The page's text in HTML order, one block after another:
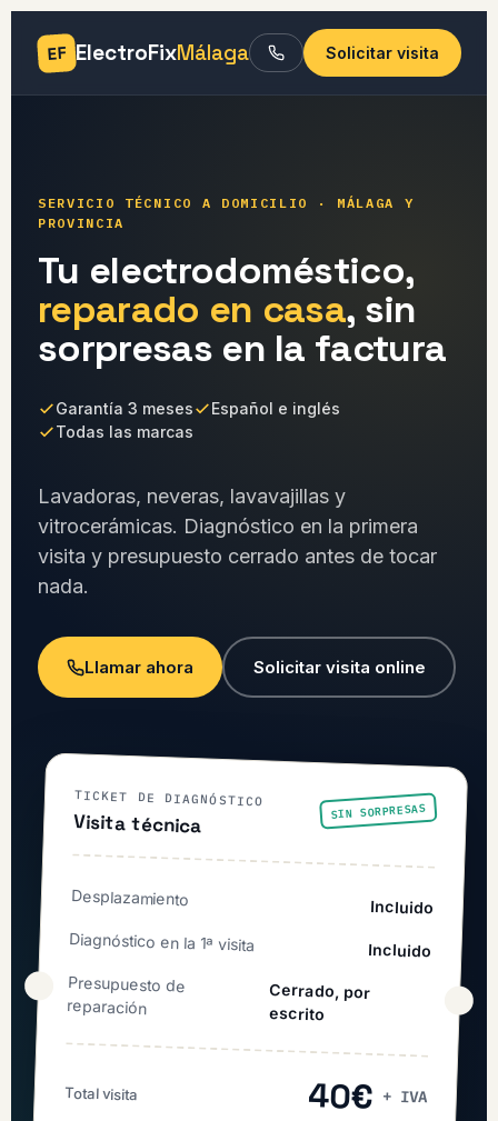
EF ElectroFixMálaga Solicitar visita
SERVICIO TÉCNICO A DOMICILIO · MÁLAGA Y
PROVINCIA
Tu electrodoméstico,
reparado en casa, sin
sorpresas en la factura
Garantía 3 meses
Español e inglés
Todas las marcas
Lavadoras, neveras, lavavajillas y
vitrocerámicas. Diagnóstico en la primera
visita y presupuesto cerrado antes de tocar
nada.
Llamar ahora Solicitar visita online
TICKET DE DIAGNÓSTICO
Visita técnica SIN SORPRESAS
Desplazamiento Incluido
Diagnóstico en la 1ª visita Incluido
Presupuesto de
reparación
Cerrado, por
escrito
Total visita 40€ + IVA